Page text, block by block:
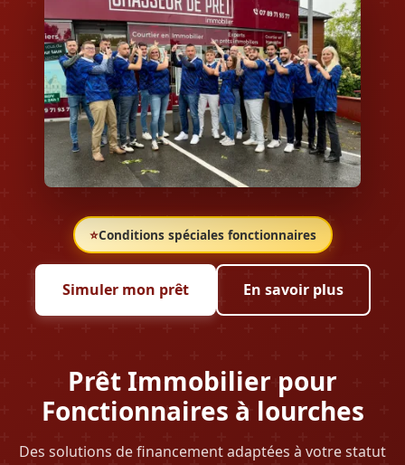
⭐Conditions spéciales fonctionnaires
Prêt Immobilier pour
Fonctionnaires à lourches
Des solutions de financement adaptées à votre statut
Simuler mon prêt En savoir plus